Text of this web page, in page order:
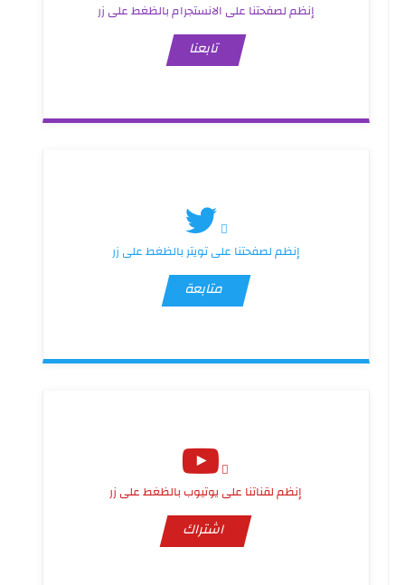
إنظم لصفحتنا على الانستجرام بالظغط على زر
تابعنا
إنظم لصفحتنا على تويتر بالظغط على زر
متابعة
إنظم لقناتنا على يوتيوب بالظغط على زر
اشتراك